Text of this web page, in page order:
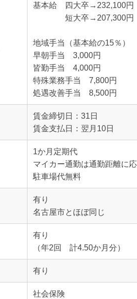
基本給 四大卒→232,100円
短大卒→207,300円
地域手当（基本給の15％）
早朝手当 3,000円
皆勤手当 4,000円
特殊業務手当 7,800円
処遇改善手当 8,500円
賃金締切日：31日
賃金支払日：翌月10日
1か月定期代
マイカー通勤は通勤距離に
駐車場代無料
有り
名古屋市とほぼ同じ
有り
（年2回 計4.50か月分）
有り
社会保険